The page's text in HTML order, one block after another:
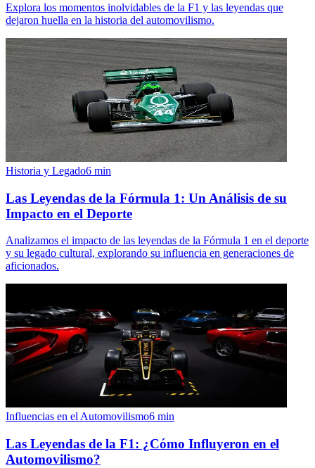
Explora los momentos inolvidables de la F1 y las leyendas que
dejaron huella en la historia del automovilismo.
Historia y Legado6 min
Las Leyendas de la Fórmula 1: Un Análisis de su
Impacto en el Deporte
Analizamos el impacto de las leyendas de la Fórmula 1 en el deporte
y su legado cultural, explorando su influencia en generaciones de
aficionados.
Influencias en el Automovilismo6 min
Las Leyendas de la F1: ¿Cómo Influyeron en el
Automovilismo?